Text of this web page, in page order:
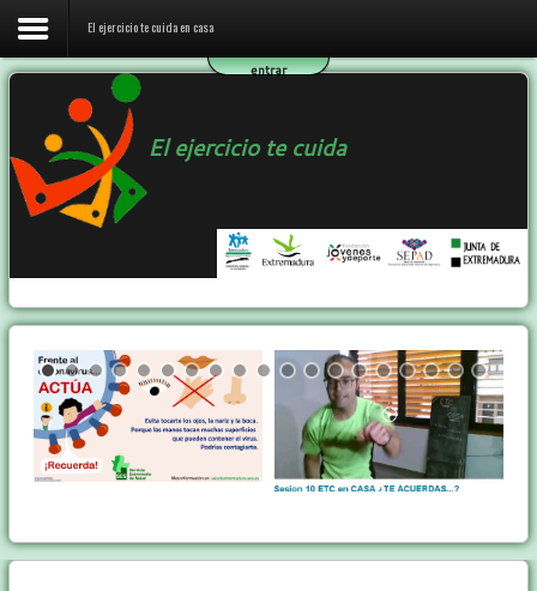
El ejercicio te cuida en casa
El programa ETC
Ejercicio y Salud
Contactar
El ejercicio te cuida en casa
entrar
El ejercicio te cuida